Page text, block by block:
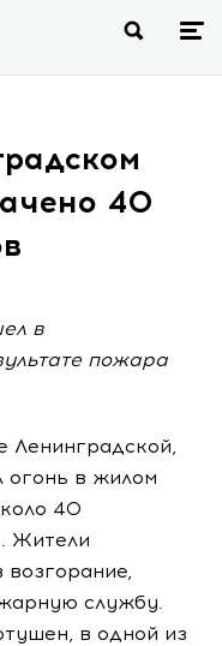
40
в
пожара
Ленинградской,
огонь в жилом
40
Жители
службу.
в одной из